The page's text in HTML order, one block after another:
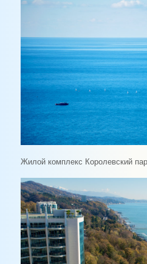
Жилой комплекс Королевский